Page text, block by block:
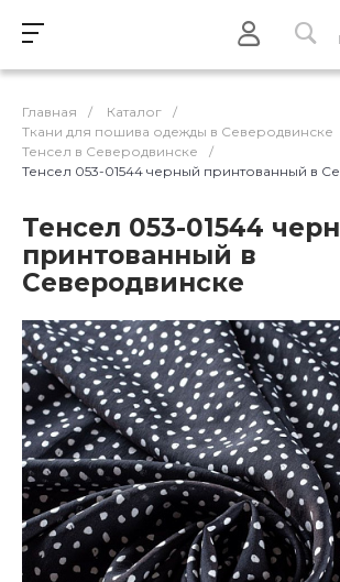
Главная / Каталог
/
Ткани для пошива одежды в Северодвинске
Тенсел в Северодвинске
/
Тенсел 053-01544 черный принтованный в
Тенсел 053-01544
принтованный в
Северодвинске